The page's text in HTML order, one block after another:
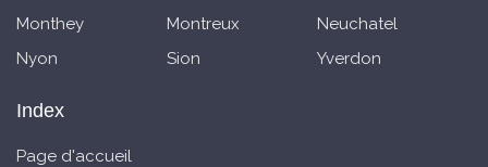
Monthey
Montreux
Neuchatel
Nyon
Sion Yverdon
Index
Page d'accueil